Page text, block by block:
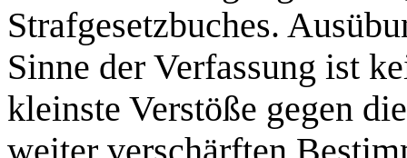
Strafgesetzbuches.
Sinne der Verfassung ist
kleinste Verstöße gegen